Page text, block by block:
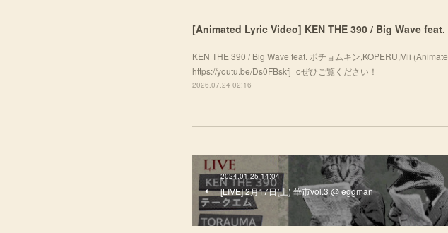
[Animated Lyric Video] KEN THE 390 / Big Wave feat.
KEN THE 390 / Big Wave feat. ポチョムキン,KOPERU,Mii
https://youtu.be/Ds0FBskfj_oぜひご覧ください！
2026.07.24 02:16
2024.01.25 14:04
[LIVE] 2月17日(土) 華市vol.3 @ eggman